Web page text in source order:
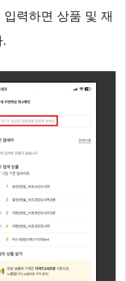
입력하면 상품 및 재